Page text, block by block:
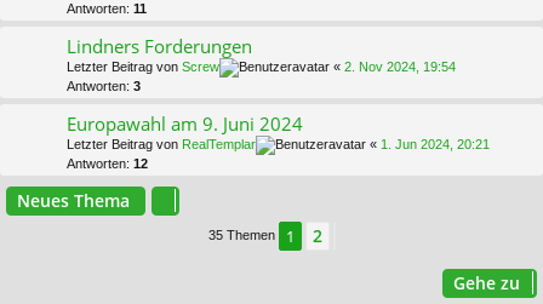
Antworten: 11
Lindners Forderungen
Letzter Beitrag von Screw « 2. Nov 2024, 19:54
Antworten: 3
Europawahl am 9. Juni 2024
Letzter Beitrag von RealTemplar « 1. Jun 2024, 20:21
Antworten: 12
Neues Thema
35 Themen 1 2
Gehe zu